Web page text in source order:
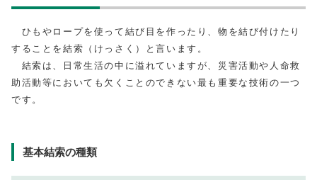
ひもやロープを使って結び目を作ったり、物を結び付けたり
することを結索（けっさく）と言います。
結索は、日常生活の中に溢れていますが、災害活動や人命救
助活動等においても欠くことのできない最も重要な技術の一つ
です。
基本結索の種類